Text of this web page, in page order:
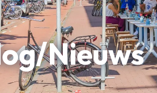
Nieuws